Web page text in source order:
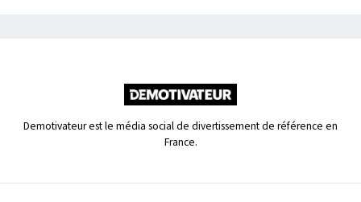
Demotivateur est le média social de divertissement de référence en
France.